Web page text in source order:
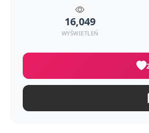
16,049
WYŚWIETLEŃ